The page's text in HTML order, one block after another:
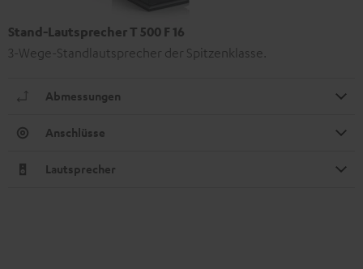
Stand-Lautsprecher T 500 F 16
3-Wege-Standlautsprecher der Spitzenklasse.
Abmessungen
Anschlüsse
Lautsprecher